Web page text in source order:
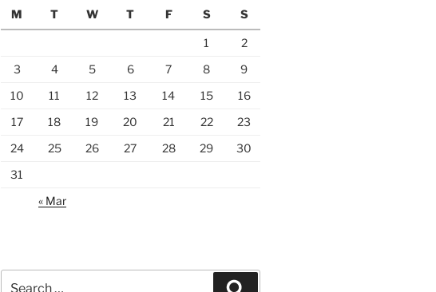
M
T W T F S S
1
2
3
4 5 6 7 8
9
10
11 12 13 14 15
16
17
18 19 20 21 22
23
24
25 26 27 28 29
30
31
« Mar